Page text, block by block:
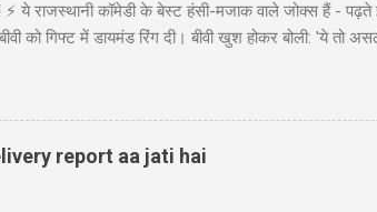
ये राजस्थानी कॉमेडी के बेस्ट हंसी-मजाक वाले जोक्स हैं -
को गिफ्ट में डायमंड रिंग दी। बीवी खुश होकर बोली: 'ये तो
दी! पापा: पर वो तो ₹50,000 की थी! बेटा: हां पापा, इसीलिए
और कहा: 'प्रिये, इन पैसों से खुद के लिए कुछ खरीद...
report aa jati hai